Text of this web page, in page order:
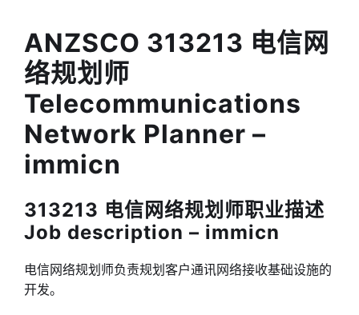
ANZSCO 313213 电信网
络规划师
Telecommunications
Network Planner –
immicn
313213 电信网络规划师职业描述
Job description – immicn
电信网络规划师负责规划客户通讯网络接收基础设施的
开发。